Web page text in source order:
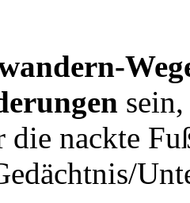
nackte